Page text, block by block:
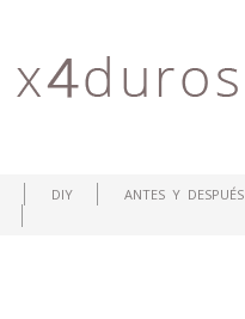
DIY ANTES Y DESPUÉS